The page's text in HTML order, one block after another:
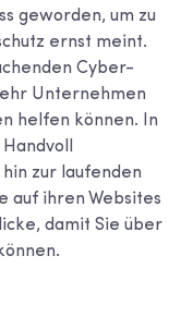
geworden, um zu
ernst meint.
Cyber-
Unternehmen
helfen können. In
zur laufenden
auf ihren Websites
damit Sie über